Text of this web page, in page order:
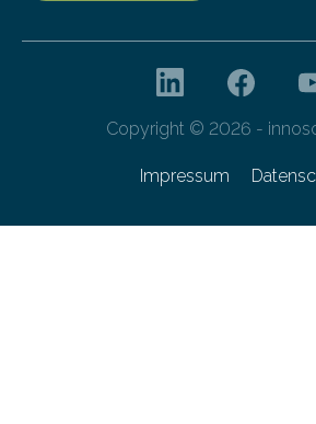
Copyright © 2026 -
Impressum